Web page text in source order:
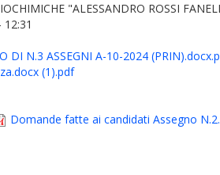
"ALESSANDRO ROSSI
DI N.3 ASSEGNI A-10-2024
(1).pdf
Domande fatte ai candidati Assegno